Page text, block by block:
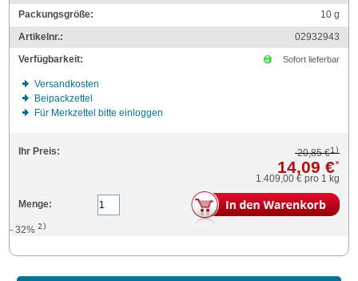
Packungsgröße:
10g
Artikelnr.:
02932943
Verfügbarkeit:
Sofort lieferbar
Versandkosten
Beipackzettel
Für Merkzettel bitte einloggen
Ihr Preis: 20,85 €1)
14,09 €*
1.409,00 € pro 1 kg
Menge:
- 32%2)